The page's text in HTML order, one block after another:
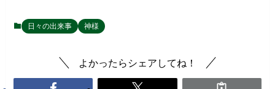
日々の出来事 神様
よかったらシェアしてね！